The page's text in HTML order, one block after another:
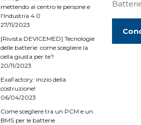
mettendo al centro le persone e
l'Industria 4.0
27/11/2023
[Rivista DEVICEMED] Tecnologie
delle batterie: come scegliere la
cella giusta per te?
20/11/2023
ExaFactory: inizio della
costruzione!
06/04/2023
Come scegliere tra un PCM e un
BMS per le batterie